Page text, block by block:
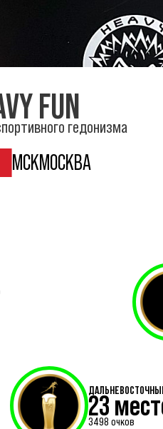
FUN
гедонизма
МСКМОСКВА
23
3498 очков